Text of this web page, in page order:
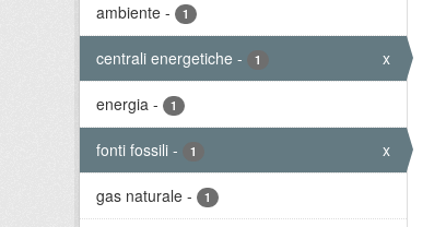
ambiente - 1
centrali energetiche - 1 x
energia - 1
fonti fossili - 1 x
gas naturale - 1